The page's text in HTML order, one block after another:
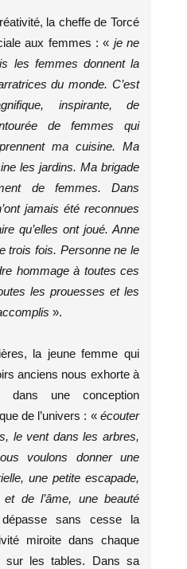
la cheffe de Torcé
aux femmes : « je ne
les femmes donnent la
du monde. C’est
inspirante, de
de femmes qui
ma cuisine. Ma
les jardins. Ma brigade
de femmes. Dans
jamais été reconnues
qu’elles ont joué. Anne
trois fois. Personne ne le
hommage à toutes ces
les prouesses et les
».
la jeune femme qui
anciens nous exhorte à
dans une conception
de l’univers : « écouter
le vent dans les arbres,
voulons donner une
une petite escapade,
de l’âme, une beauté
sans cesse la
miroite dans chaque
sur les tables. Dans sa